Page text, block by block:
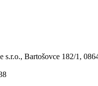
s.r.o., Bartošovce 182/1,